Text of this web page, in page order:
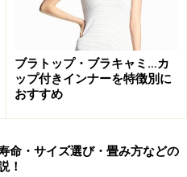
ブラトップ・ブラキャミ…カ
ップ付きインナーを特徴別に
おすすめ
命・サイズ選び・畳み方などの
！